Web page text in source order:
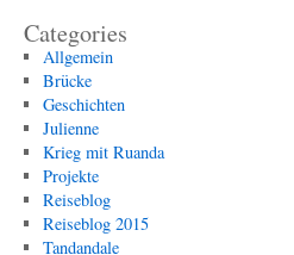
Categories
Allgemein
Brücke
Geschichten
Julienne
Krieg mit Ruanda
Projekte
Reiseblog
Reiseblog 2015
Tandandale